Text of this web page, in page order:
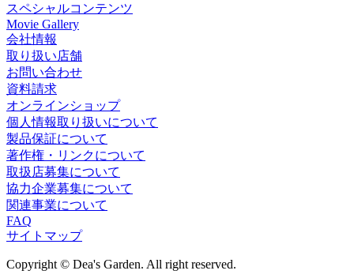
スペシャルコンテンツ
Movie Gallery
会社情報
取り扱い店舗
お問い合わせ
資料請求
オンラインショップ
個人情報取り扱いについて
製品保証について
著作権・リンクについて
取扱店募集について
協力企業募集について
関連事業について
FAQ
サイトマップ
Copyright © Dea's Garden. All right reserved.